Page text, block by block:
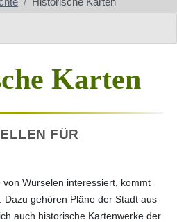
Karten
FÜR
Würselen interessiert, kommt
Dazu gehören Pläne der Stadt aus
auch historische Kartenwerke der